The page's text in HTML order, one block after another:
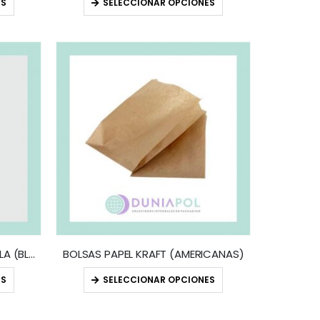
SELECCIONAR OPCIONES
BOLSAS PAPEL ACUARIO BOTELLA (BLANCO – KRAFT – NEGRO) BOLSAS PAPEL KRAFT (AMERICANAS)
SELECCIONAR OPCIONES